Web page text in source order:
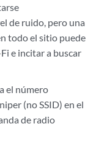
de ruido, pero una
todo el sitio puede
e incitar a buscar
el número
(no SSID) en el
de radio